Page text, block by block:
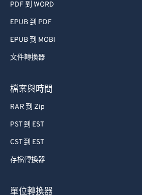
PDF 到 WORD
EPUB 到 PDF
EPUB 到 MOBI
文件轉換器
檔案與時間
RAR 到 Zip
PST 到 EST
CST 到 EST
存檔轉換器
單位轉換器